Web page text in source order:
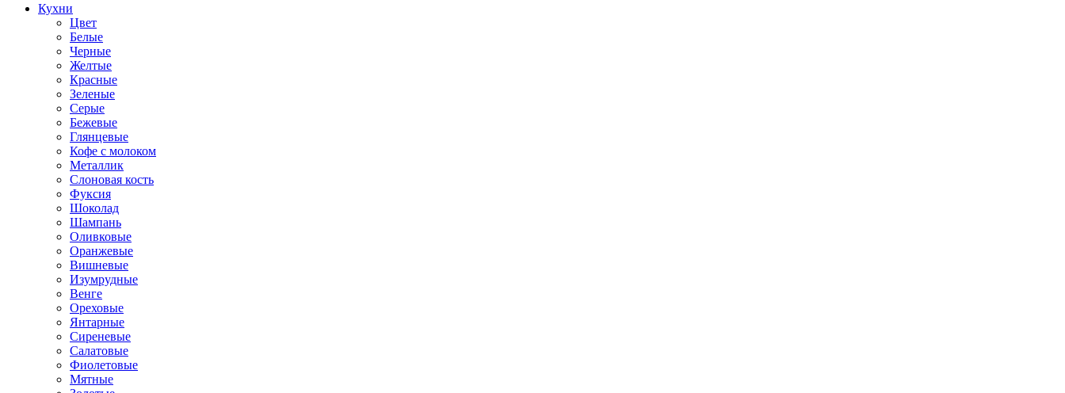
Кухни
Цвет
Белые
Черные
Желтые
Красные
Зеленые
Серые
Бежевые
Глянцевые
Кофе с молоком
Металлик
Слоновая кость
Фуксия
Шоколад
Шампань
Оливковые
Оранжевые
Вишневые
Изумрудные
Венге
Ореховые
Янтарные
Сиреневые
Салатовые
Фиолетовые
Мятные